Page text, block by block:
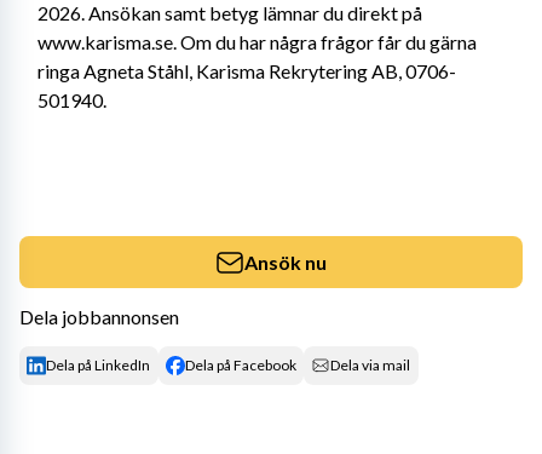
2026. Ansökan samt betyg lämnar du direkt på
www.karisma.se. Om du har några frågor får du gärna
ringa Agneta Ståhl, Karisma Rekrytering AB, 0706-
501940.
Ansök nu
Dela jobbannonsen
Dela på LinkedIn Dela på Facebook Dela via mail